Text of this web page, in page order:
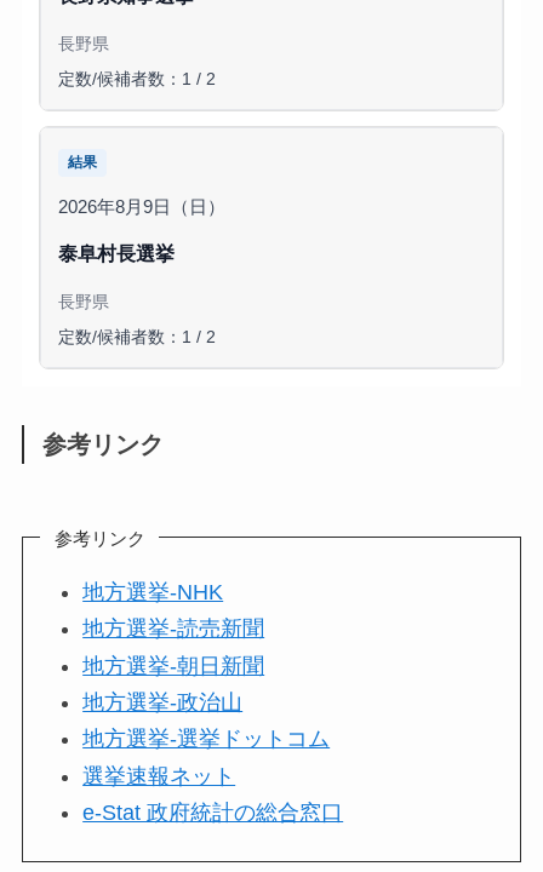
長野県
定数/候補者数：1 / 2
結果
2026年8月9日（日）
泰阜村長選挙
長野県
定数/候補者数：1 / 2
参考リンク
参考リンク
地方選挙-NHK
地方選挙-読売新聞
地方選挙-朝日新聞
地方選挙-政治山
地方選挙-選挙ドットコム
選挙速報ネット
e-Stat 政府統計の総合窓口